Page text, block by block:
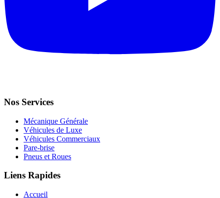
Nos Services
Mécanique Générale
Véhicules de Luxe
Véhicules Commerciaux
Pare-brise
Pneus et Roues
Liens Rapides
Accueil